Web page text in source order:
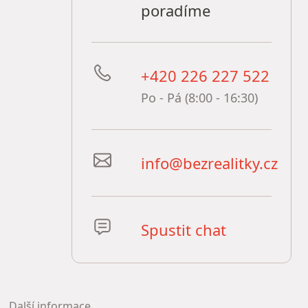
poradíme
+420 226 227 522
Po - Pá (8:00 - 16:30)
info@bezrealitky.cz
Spustit chat